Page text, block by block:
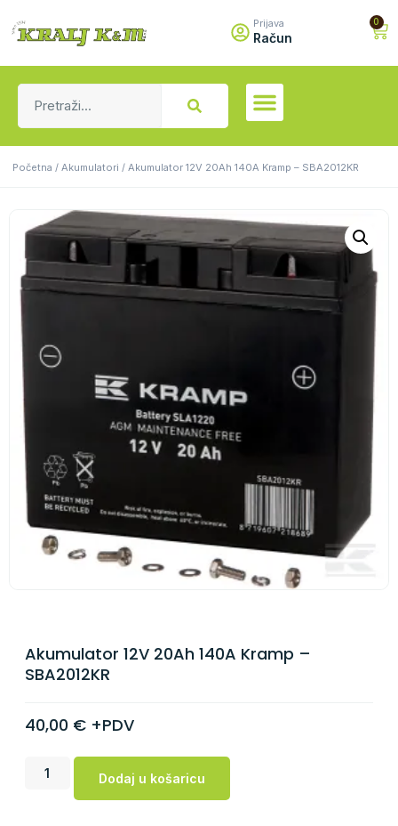
Prijava
Račun
0
Početna / Akumulatori / Akumulator 12V 20Ah 140A Kramp – SBA2012KR
Akumulator 12V 20Ah 140A Kramp –
SBA2012KR
40,00 € +PDV
Dodaj u košaricu